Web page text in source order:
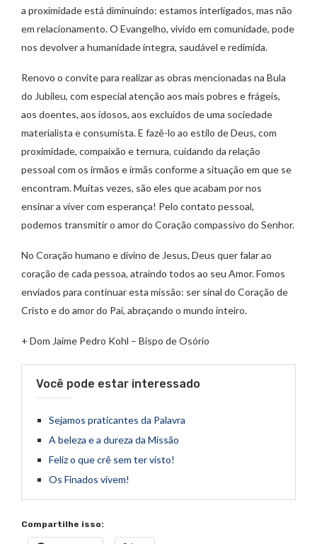
a proximidade está diminuindo: estamos interligados, mas não
em relacionamento. O Evangelho, vivido em comunidade, pode
nos devolver a humanidade íntegra, saudável e redimida.
Renovo o convite para realizar as obras mencionadas na Bula
do Jubileu, com especial atenção aos mais pobres e frágeis,
aos doentes, aos idosos, aos excluídos de uma sociedade
materialista e consumista. E fazê-lo ao estilo de Deus, com
proximidade, compaixão e ternura, cuidando da relação
pessoal com os irmãos e irmãs conforme a situação em que se
encontram. Muitas vezes, são eles que acabam por nos
ensinar a viver com esperança! Pelo contato pessoal,
podemos transmitir o amor do Coração compassivo do Senhor.
No Coração humano e divino de Jesus, Deus quer falar ao
coração de cada pessoa, atraindo todos ao seu Amor. Fomos
enviados para continuar esta missão: ser sinal do Coração de
Cristo e do amor do Pai, abraçando o mundo inteiro.
+ Dom Jaime Pedro Kohl – Bispo de Osório
Você pode estar interessado
Sejamos praticantes da Palavra
A beleza e a dureza da Missão
Feliz o que crê sem ter visto!
Os Finados vivem!
Compartilhe isso: